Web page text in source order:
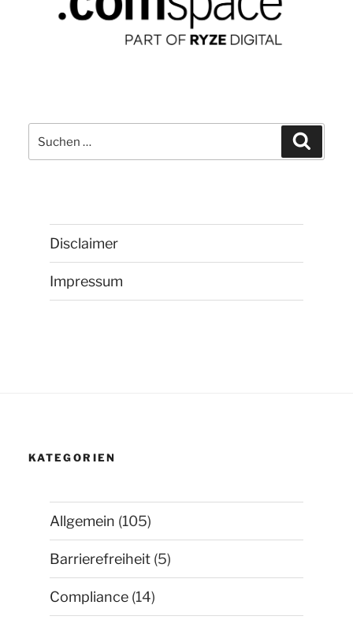
Suchen
nach:
Disclaimer
Impressum
KATEGORIEN
Allgemein (105)
Barrierefreiheit (5)
Compliance (14)